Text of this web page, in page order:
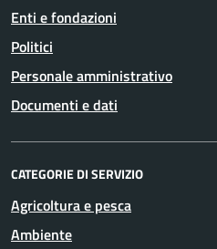
Enti e fondazioni
Politici
Personale amministrativo
Documenti e dati
CATEGORIE DI SERVIZIO
Agricoltura e pesca
Ambiente